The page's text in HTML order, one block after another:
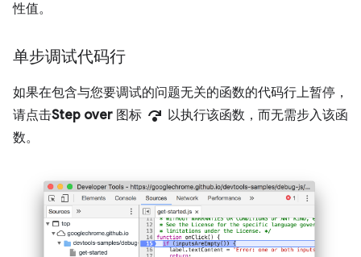
性值。
单步调试代码行
如果在包含与您要调试的问题无关的函数的代码行上暂停，
请点击Step over 图标 step_over 以执行该函数，而无需步入该函
数。